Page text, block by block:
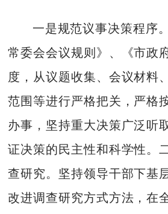
一是规范议事决策程序
常委会会议规则》、《市政
度，从议题收集、会议材料
范围等进行严格把关，严格
办事，坚持重大决策广泛听
证决策的民主性和科学性。
查研究。坚持领导干部下基
改进调查研究方式方法，在